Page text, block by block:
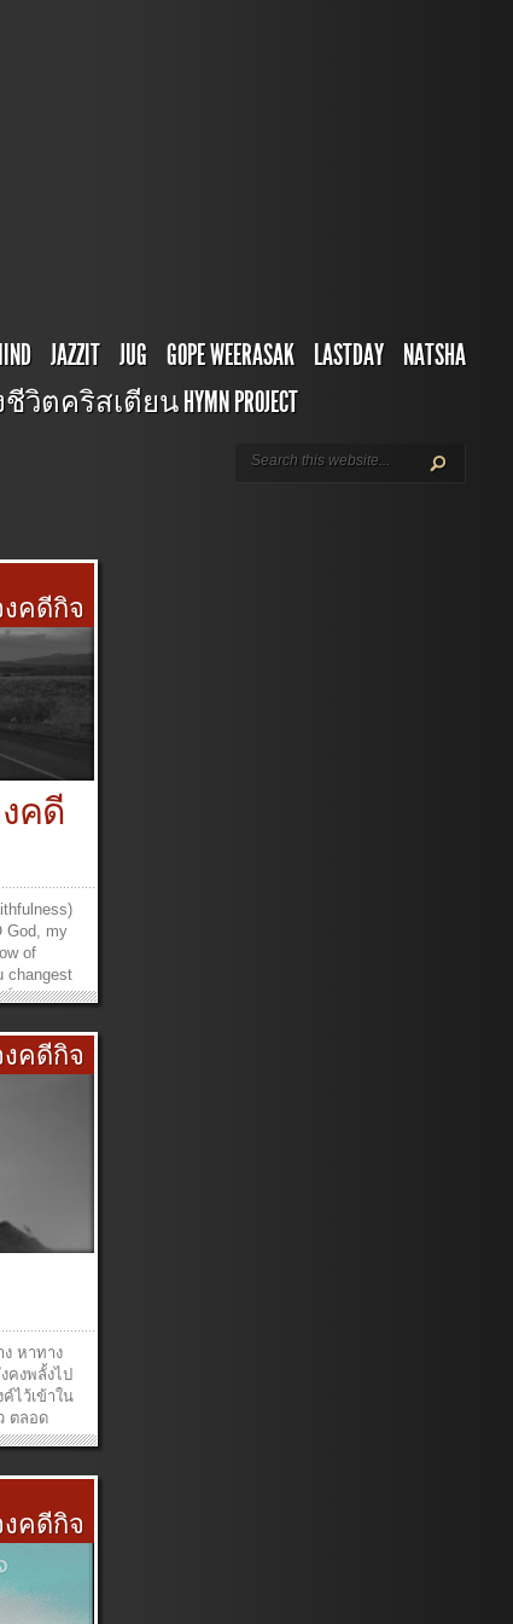
JAZZIT JUG GOPE WEERASAK LASTDAY
NATSHA
วิตคริสเตียน HYMN PROJECT
คดีกิจ
คดี
God, my
of
changest
As Thou
าค่ำความ
รสิ่งใด
เวลาไม่
ราตะวัน
ป่าไม้
peace
and
all
Guitar
ญาBass :
: บุรินทร์​
»»
คดีกิจ
หาทาง
คงพลั้งไป
ไว้เข้าใน
ตลอด
»»
คดีกิจ